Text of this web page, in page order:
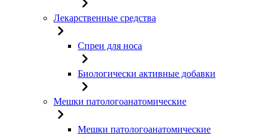
Лекарственные средства
Спреи для носа
Биологически активные добавки
Мешки патологоанатомические
Мешки патологоанатомические